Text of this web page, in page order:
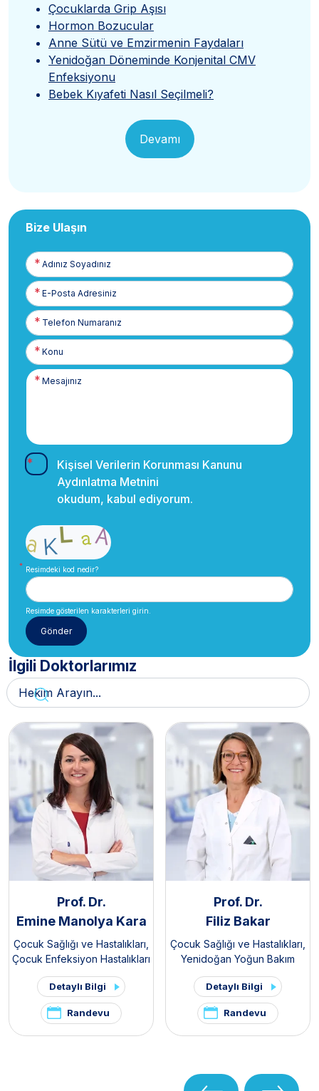
Çocuklarda Grip Aşısı
Hormon Bozucular
Anne Sütü ve Emzirmenin Faydaları
Yenidoğan Döneminde Konjenital CMV
Enfeksiyonu
Bebek Kıyafeti Nasıl Seçilmeli?
Devamı
Bize Ulaşın
Adınız
Soyadınız
E-
Posta
Telefon
Numaranız
Kişisel Verilerin Korunması Kanunu
Aydınlatma Metnini
okudum, kabul ediyorum.
Resimdeki kod nedir?
Resimde gösterilen karakterleri girin.
İlgili Doktorlarımız
Prof. Dr.
Emine Manolya Kara
Çocuk Sağlığı ve Hastalıkları
Çocuk Enfeksiyon Hastalıkları
Detaylı Bilgi
Randevu
Prof. Dr.
Filiz Bakar
Çocuk Sağlığı ve Hastalıkları
Yenidoğan Yoğun Bakım
Ünitesi
Detaylı Bilgi
Randevu